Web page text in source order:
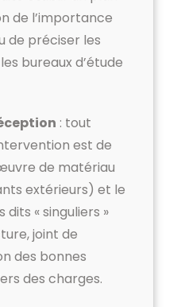
de l’importance
de préciser les
bureaux d’étude
: tout
est de
de matériau
extérieurs) et le
« singuliers »
joint de
des bonnes
des charges.